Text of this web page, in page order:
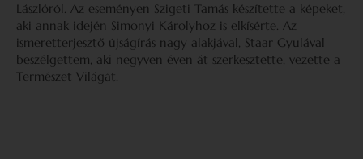
Lászlóról. Az eseményen Szigeti Tamás készítette a képeket,
aki annak idején Simonyi Károlyhoz is elkísérte. Az
ismeretterjesztő újságírás nagy alakjával, Staar Gyulával
beszélgettem, aki negyven éven át szerkesztette, vezette a
Természet Világát.